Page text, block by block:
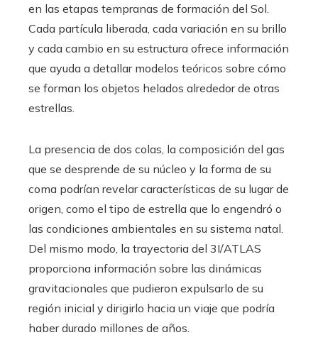
en las etapas tempranas de formación del Sol.
Cada partícula liberada, cada variación en su brillo
y cada cambio en su estructura ofrece información
que ayuda a detallar modelos teóricos sobre cómo
se forman los objetos helados alrededor de otras
estrellas.
La presencia de dos colas, la composición del gas
que se desprende de su núcleo y la forma de su
coma podrían revelar características de su lugar de
origen, como el tipo de estrella que lo engendró o
las condiciones ambientales en su sistema natal.
Del mismo modo, la trayectoria del 3I/ATLAS
proporciona información sobre las dinámicas
gravitacionales que pudieron expulsarlo de su
región inicial y dirigirlo hacia un viaje que podría
haber durado millones de años.